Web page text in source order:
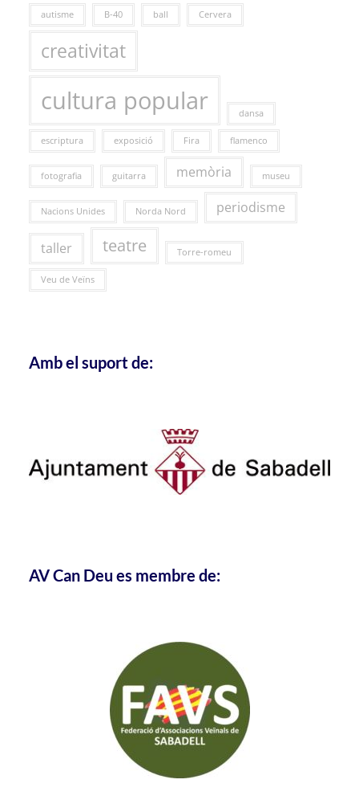
autisme B-40 ball Cervera
creativitat
cultura popular dansa
escriptura exposició Fira flamenco
fotografia guitarra memòria museu
Nacions Unides Norda Nord periodisme
taller teatre Torre-romeu
Veu de Veïns
Amb el suport de:
AV Can Deu es membre de: